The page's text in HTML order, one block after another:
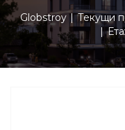
Globstroy Текущи